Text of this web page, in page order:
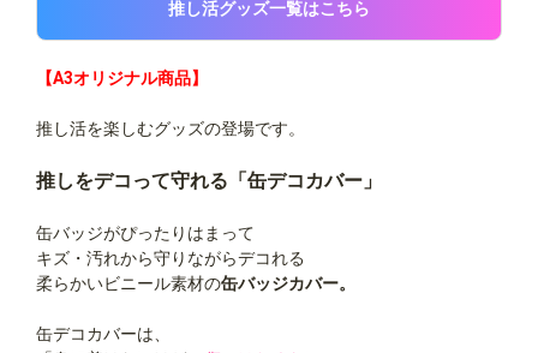
推し活グッズ一覧はこちら
【A3オリジナル商品】
推し活を楽しむグッズの登場です。
推しをデコって守れる「缶デコカバー」
缶バッジがぴったりはまって
キズ・汚れから守りながらデコれる
柔らかいビニール素材の缶バッジカバー。
缶デコカバーは、